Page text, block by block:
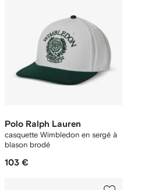
Polo Ralph Lauren
casquette Wimbledon en sergé à
blason brodé
103 €